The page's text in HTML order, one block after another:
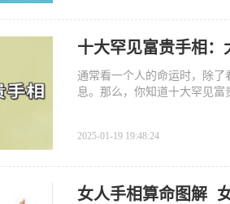
十大罕见富贵手相
通常看一个人的命运时，除
息。那么，你知道十大罕见
2025-01-19 19:48:24
女人手相算命图解